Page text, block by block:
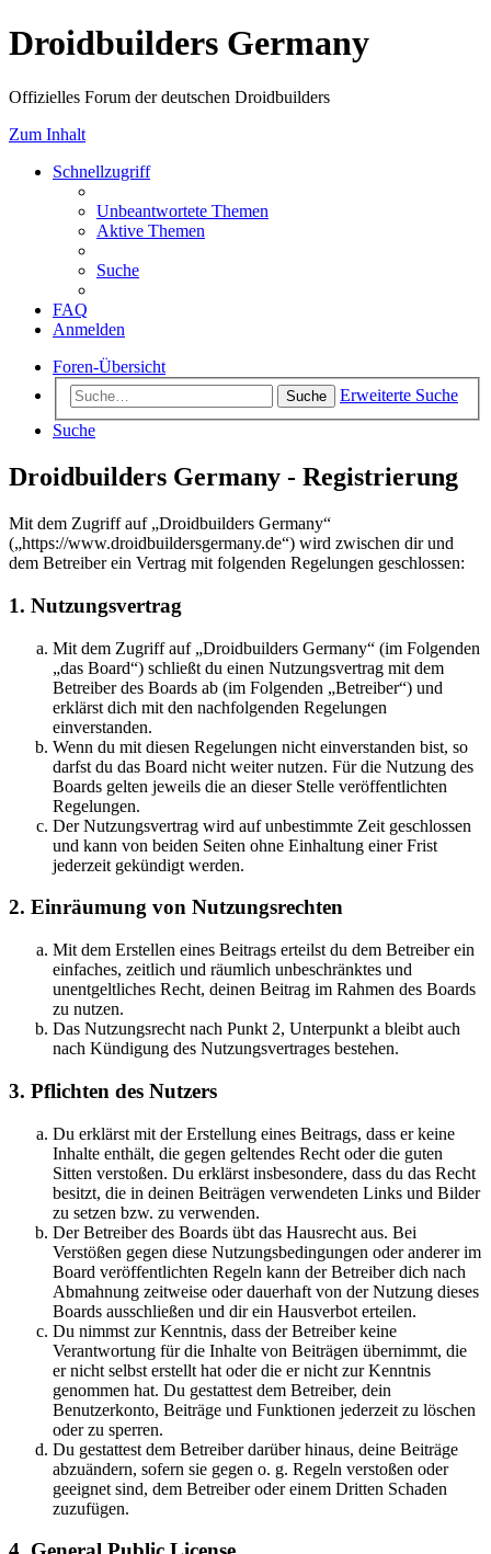
Droidbuilders Germany
Offizielles Forum der deutschen Droidbuilders
Zum Inhalt
Schnellzugriff
Unbeantwortete Themen
Aktive Themen
Suche
FAQ
Anmelden
Foren-Übersicht
Suche
Erweiterte Suche
Suche
Droidbuilders Germany - Registrierung
Mit dem Zugriff auf „Droidbuilders Germany“
(„https://www.droidbuildersgermany.de“) wird zwischen dir und
dem Betreiber ein Vertrag mit folgenden Regelungen geschlossen:
1. Nutzungsvertrag
Mit dem Zugriff auf „Droidbuilders Germany“ (im Folgenden
„das Board“) schließt du einen Nutzungsvertrag mit dem
Betreiber des Boards ab (im Folgenden „Betreiber“) und
erklärst dich mit den nachfolgenden Regelungen
einverstanden.
Wenn du mit diesen Regelungen nicht einverstanden bist, so
darfst du das Board nicht weiter nutzen. Für die Nutzung des
Boards gelten jeweils die an dieser Stelle veröffentlichten
Regelungen.
Der Nutzungsvertrag wird auf unbestimmte Zeit geschlossen
und kann von beiden Seiten ohne Einhaltung einer Frist
jederzeit gekündigt werden.
2. Einräumung von Nutzungsrechten
Mit dem Erstellen eines Beitrags erteilst du dem Betreiber ein
einfaches, zeitlich und räumlich unbeschränktes und
unentgeltliches Recht, deinen Beitrag im Rahmen des Boards
zu nutzen.
Das Nutzungsrecht nach Punkt 2, Unterpunkt a bleibt auch
nach Kündigung des Nutzungsvertrages bestehen.
3. Pflichten des Nutzers
Du erklärst mit der Erstellung eines Beitrags, dass er keine
Inhalte enthält, die gegen geltendes Recht oder die guten
Sitten verstoßen. Du erklärst insbesondere, dass du das Recht
besitzt, die in deinen Beiträgen verwendeten Links und Bilder
zu setzen bzw. zu verwenden.
Der Betreiber des Boards übt das Hausrecht aus. Bei
Verstößen gegen diese Nutzungsbedingungen oder anderer im
Board veröffentlichten Regeln kann der Betreiber dich nach
Abmahnung zeitweise oder dauerhaft von der Nutzung dieses
Boards ausschließen und dir ein Hausverbot erteilen.
Du nimmst zur Kenntnis, dass der Betreiber keine
Verantwortung für die Inhalte von Beiträgen übernimmt, die
er nicht selbst erstellt hat oder die er nicht zur Kenntnis
genommen hat. Du gestattest dem Betreiber, dein
Benutzerkonto, Beiträge und Funktionen jederzeit zu löschen
oder zu sperren.
Du gestattest dem Betreiber darüber hinaus, deine Beiträge
abzuändern, sofern sie gegen o. g. Regeln verstoßen oder
geeignet sind, dem Betreiber oder einem Dritten Schaden
zuzufügen.